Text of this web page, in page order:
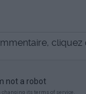
cliquez